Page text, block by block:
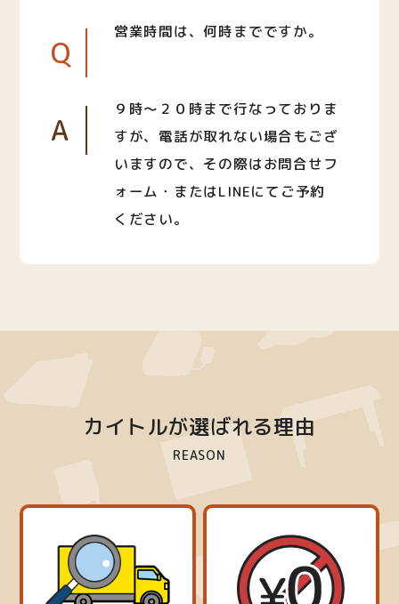
Q
営業時間は、何時までですか。
A
９時〜２０時まで行なっておりま
すが、電話が取れない場合もござ
いますので、その際はお問合せフ
ォーム・またはLINEにてご予約
ください。
カイトルが選ばれる理由
REASON